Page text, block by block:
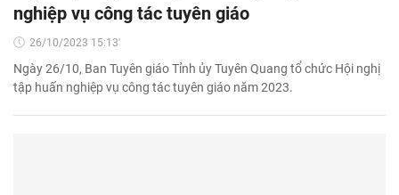
nghiệp vụ công tác tuyên giáo
26/10/2023 15:13'
Ngày 26/10, Ban Tuyên giáo Tỉnh ủy Tuyên Quang tổ chức Hội nghị
tập huấn nghiệp vụ công tác tuyên giáo năm 2023.